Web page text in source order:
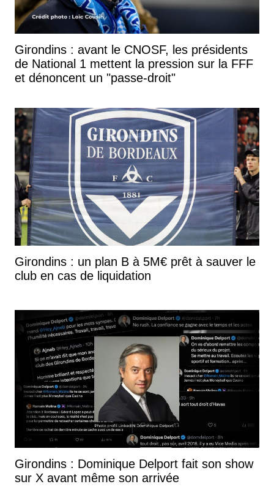
Girondins : avant le CNOSF, les présidents
de National 1 mettent la pression sur la FFF
et dénoncent un "passe-droit"
Girondins : un plan B à 5M€ prêt à sauver le
club en cas de liquidation
Girondins : Dominique Delport fait son show
sur X avant même son arrivée